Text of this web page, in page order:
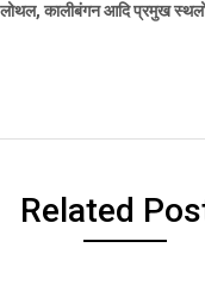
लोथल,कालीबंगन आदि प्रमुख
Related